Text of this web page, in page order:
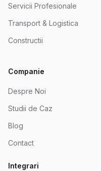
Servicii Profesionale
Transport & Logistica
Constructii
Companie
Despre Noi
Studii de Caz
Blog
Contact
Integrari